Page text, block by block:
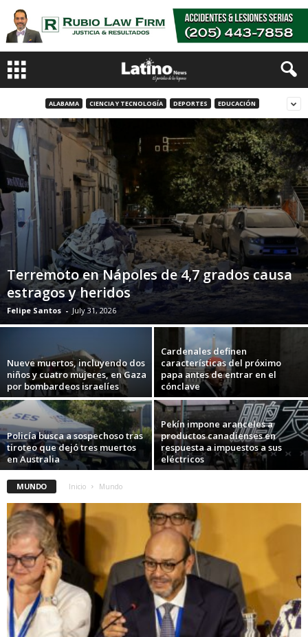
ALABAMA CIENCIA Y TECNOLOGÍA DEPORTES EDUCACIÓN
Terremoto en Nápoles de 4,7 grados causa
estragos y heridos
Felipe Santos - July 31, 2026
Nueve muertos, incluyendo dos
niños y cuatro mujeres, en Gaza
por bombardeos israelíes
Cardenales definen
características del próximo
papa antes de entrar en el
cónclave
Policía busca a sospechoso tras
tiroteo que dejó tres muertos
en Australia
Pekín impone aranceles a
productos canadienses en
respuesta a impuestos a sus
eléctricos
MUNDO Inicio Mundo